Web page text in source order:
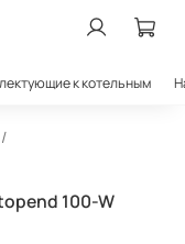
к котельным
100-W